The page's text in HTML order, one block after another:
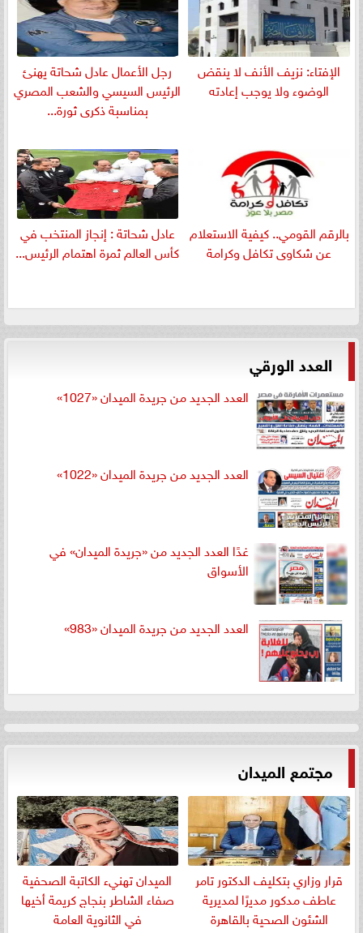
الإفتاء: نزيف الأنف لا ينقض
الوضوء ولا يوجب إعادته
رجل الأعمال عادل شحاتة يهنئ
الرئيس السيسي والشعب المصري
بمناسبة ذكرى ثورة...
بالرقم القومي.. كيفية الاستعلام
عن شكاوى تكافل وكرامة
عادل شحاتة : إنجاز المنتخب في
كأس العالم ثمرة اهتمام الرئيس...
العدد الورقي
العدد الجديد من جريدة الميدان «1027»
العدد الجديد من جريدة الميدان «1022»
غدًا العدد الجديد من «جريدة الميدان» في
الأسواق
العدد الجديد من جريدة الميدان «983»
مجتمع الميدان
قرار وزاري بتكليف الدكتور تامر
عاطف مدكور مديرًا لمديرية
الشئون الصحية بالقاهرة
الميدان تهنيء الكاتبة الصحفية
صفاء الشاطر بنجاج كريمة أخيها
في الثانوية العامة